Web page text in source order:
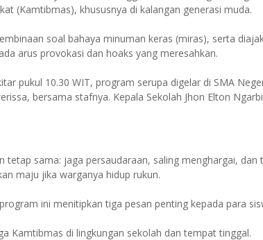
(Kamtibmas), khususnya di kalangan generasi muda.
soal bahaya minuman keras (miras), serta
arus provokasi dan hoaks yang meresahkan.
pukul 10.30 WIT, program serupa digelar di SMA
bersama stafnya. Kepala Sekolah Jhon Elton
tetap sama: jaga persaudaraan, saling menghargai,
maju jika warganya hidup rukun.
ini menitipkan tiga pesan penting kepada para
Kamtibmas di lingkungan sekolah dan tempat tinggal.